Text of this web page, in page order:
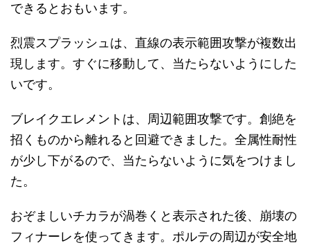
できるとおもいます。
烈震スプラッシュは、直線の表示範囲攻撃が複数出
現します。すぐに移動して、当たらないようにした
いです。
ブレイクエレメントは、周辺範囲攻撃です。創絶を
招くものから離れると回避できました。全属性耐性
が少し下がるので、当たらないように気をつけまし
た。
おぞましいチカラが渦巻くと表示された後、崩壊の
フィナーレを使ってきます。ポルテの周辺が安全地